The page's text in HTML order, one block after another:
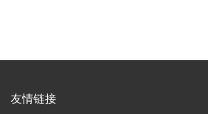
友情链接